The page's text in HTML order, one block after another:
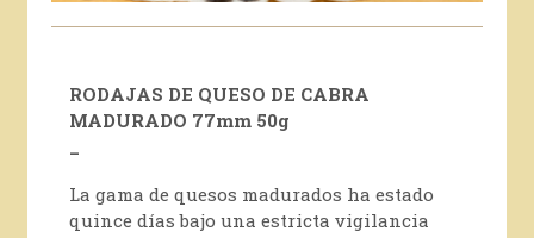
RODAJAS DE QUESO DE CABRA
MADURADO 77mm 50g
La gama de quesos madurados ha estado
quince días bajo una estricta vigilancia